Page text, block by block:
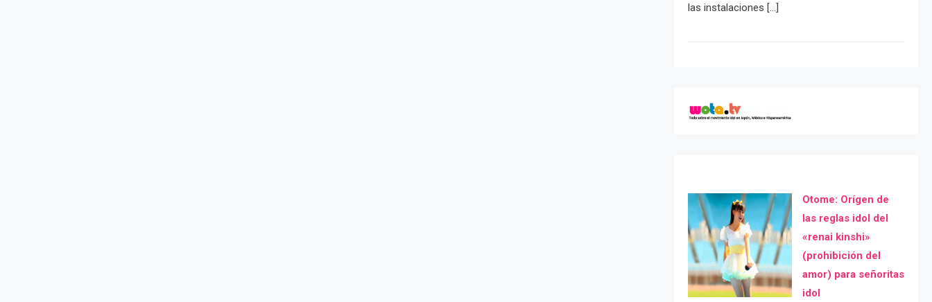
las instalaciones […]
Otome: Orígen de
las reglas idol del
«renai kinshi»
(prohibición del
amor) para señoritas
idol